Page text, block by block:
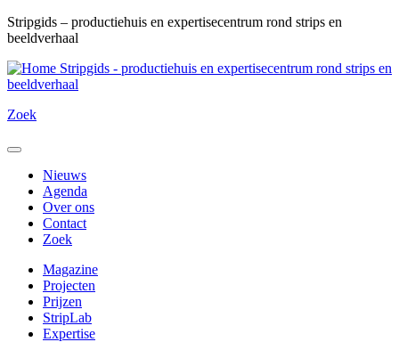
Overslaan
en
de
inhoud
Stripgids – productiehuis en expertisecentrum rond strips en
beeldverhaal
Stripgids - productiehuis en expertisecentrum rond strips en
beeldverhaal
Zoek
Menu
Nieuws
Agenda
Over ons
Contact
Zoek
Magazine
Projecten
Prijzen
StripLab
Expertise